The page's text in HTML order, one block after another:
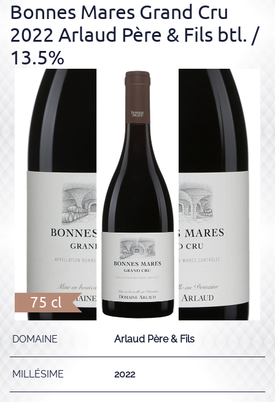
Bonnes Mares Grand Cru
2022 Arlaud Père & Fils btl. /
13.5%
75 cl
DOMAINE Arlaud Père & Fils
MILLÉSIME 2022